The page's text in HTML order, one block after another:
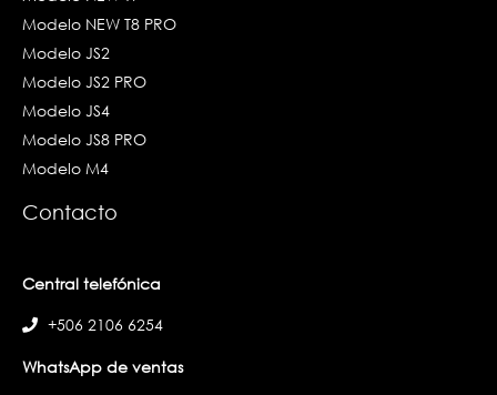
Modelo NEW T8 PRO
Modelo JS2
Modelo JS2 PRO
Modelo JS4
Modelo JS8 PRO
Modelo M4
Contacto
Central telefónica
+506 2106 6254
WhatsApp de ventas